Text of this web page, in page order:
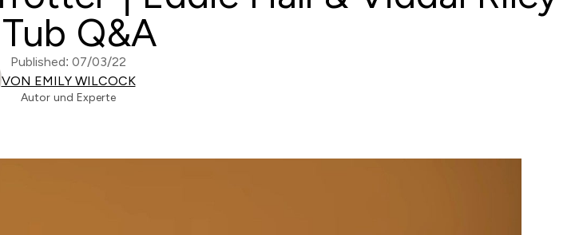
Q&A
Published: 07/03/22
VON EMILY WILCOCK
Autor und Experte